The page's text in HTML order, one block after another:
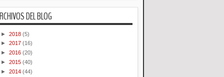
DEL BLOG
► 2018 (5)
► 2017 (16)
► 2016 (20)
► 2015 (40)
► 2014 (44)